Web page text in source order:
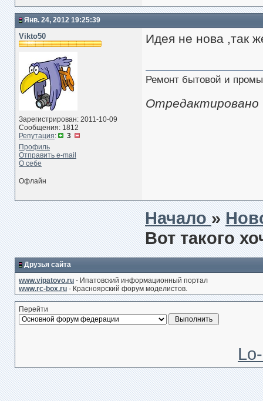
Янв. 24, 2012 19:25:39
Vikto50
Зарегистрирован: 2011-10-09
Сообщения: 1812
Репутация:
3
Профиль
Отправить e-mail
О себе
Идея не нова ,так
Ремонт бытовой и
Отредактировано
Офлайн
Начало»
Вот такого
Друзья сайта
www.vipatovo.ru - Ипатовский информационный портал
www.rc-box.ru - Красноярский форум моделистов.
Перейти